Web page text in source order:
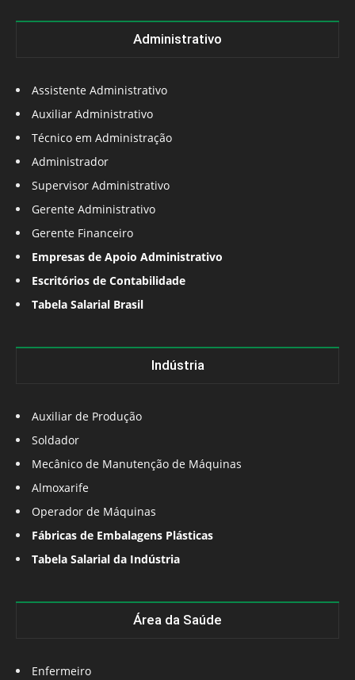
Administrativo
Assistente Administrativo
Auxiliar Administrativo
Técnico em Administração
Administrador
Supervisor Administrativo
Gerente Administrativo
Gerente Financeiro
Empresas de Apoio Administrativo
Escritórios de Contabilidade
Tabela Salarial Brasil
Indústria
Auxiliar de Produção
Soldador
Mecânico de Manutenção de Máquinas
Almoxarife
Operador de Máquinas
Fábricas de Embalagens Plásticas
Tabela Salarial da Indústria
Área da Saúde
Enfermeiro